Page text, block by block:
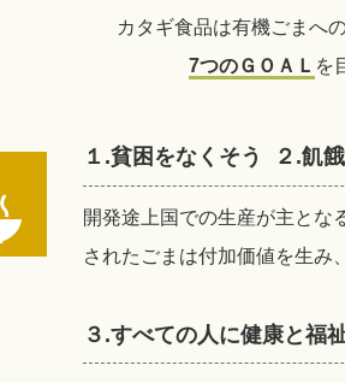
カタギ食品は有機ごまへ
7つのＧＯＡＬ を
１.貧困をなくそう ２.飢
開発途上国での生産が主とな
されたごまは付加価値を生み
３.すべての人に健康と福